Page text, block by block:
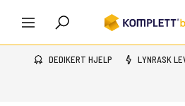
DEDIKERT HJELP LYNRASK